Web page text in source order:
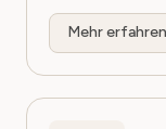
Mehr erfahren